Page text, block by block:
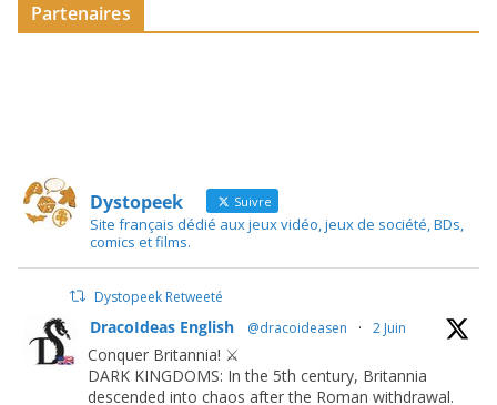
Partenaires
Dystopeek Suivre
Site français dédié aux jeux vidéo, jeux de société, BDs,
comics et films.
Dystopeek Retweeté
DracoIdeas English @dracoideasen · 2 Juin
Conquer Britannia! ⚔️
DARK KINGDOMS: In the 5th century, Britannia
descended into chaos after the Roman withdrawal.